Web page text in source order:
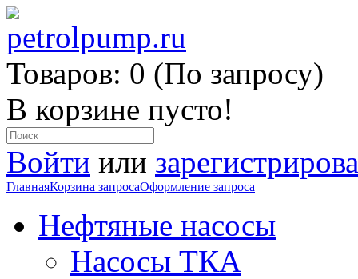
Товаров: 0 (По запросу)
В корзине пусто!
Войти или
ГлавнаяКорзина запросаОформление запроса
Нефтяные насосы
Насосы ТКА